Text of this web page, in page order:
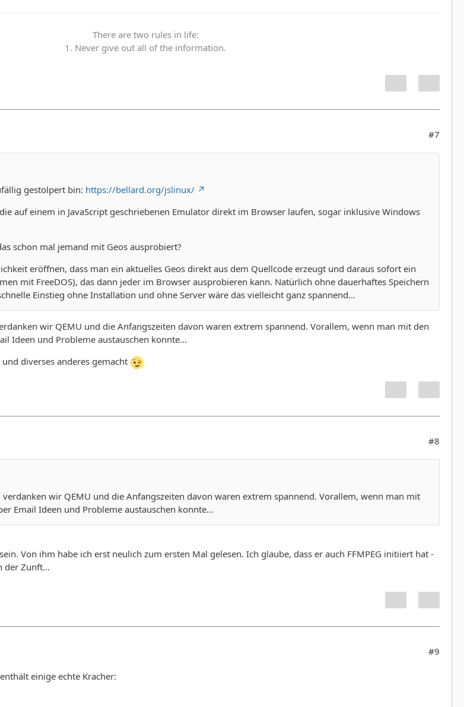
There are two rules in life:
1. Never give out all of the information.
#7
gestolpert bin: https://bellard.org/jslinux/
auf einem in JavaScript geschriebenen Emulator direkt im Browser laufen, sogar inklusive Windows
schon mal jemand mit Geos ausprobiert?
eröffnen, dass man ein aktuelles Geos direkt aus dem Quellcode erzeugt und daraus sofort ein
mit FreeDOS), das dann jeder im Browser ausprobieren kann. Natürlich ohne dauerhaftes Speichern
Einstieg ohne Installation und ohne Server wäre das vielleicht ganz spannend...
wir QEMU und die Anfangszeiten davon waren extrem spannend. Vorallem, wenn man mit den
Ideen und Probleme austauschen konnte...
diverses anderes gemacht
#8
verdanken wir QEMU und die Anfangszeiten davon waren extrem spannend. Vorallem, wenn man mit
Email Ideen und Probleme austauschen konnte...
Von ihm habe ich erst neulich zum ersten Mal gelesen. Ich glaube, dass er auch FFMPEG initiiert hat -
der Zunft...
#9
einige echte Kracher: